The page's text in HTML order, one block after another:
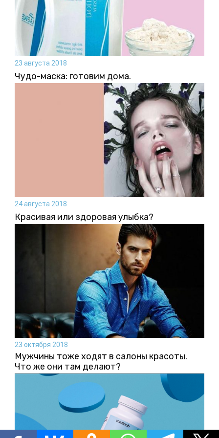
23 августа 2018
Чудо-маска: готовим дома.
24 августа 2018
Красивая или здоровая улыбка?
23 октября 2018
Мужчины тоже ходят в салоны красоты.
Что же они там делают?